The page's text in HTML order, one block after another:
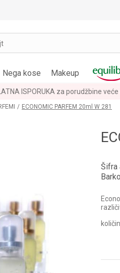
Nega kose Makeup
ISPORUKA za porudžbine
ECONOMIC PARFEM 20ml W 281
Šifra